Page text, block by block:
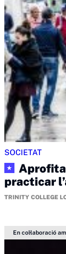
SOCIETAT
★
Aprofita
practicar
TRINITY COLLEGE
En col·laboració